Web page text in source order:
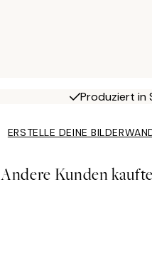
Produziert in
ERSTELLE DEINE
Andere Kunden